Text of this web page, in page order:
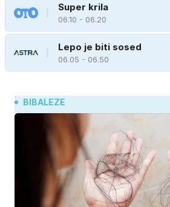
Super krila
06.10 - 06.20
Lepo je biti sosed
06.05 - 06.50
BIBALEZE